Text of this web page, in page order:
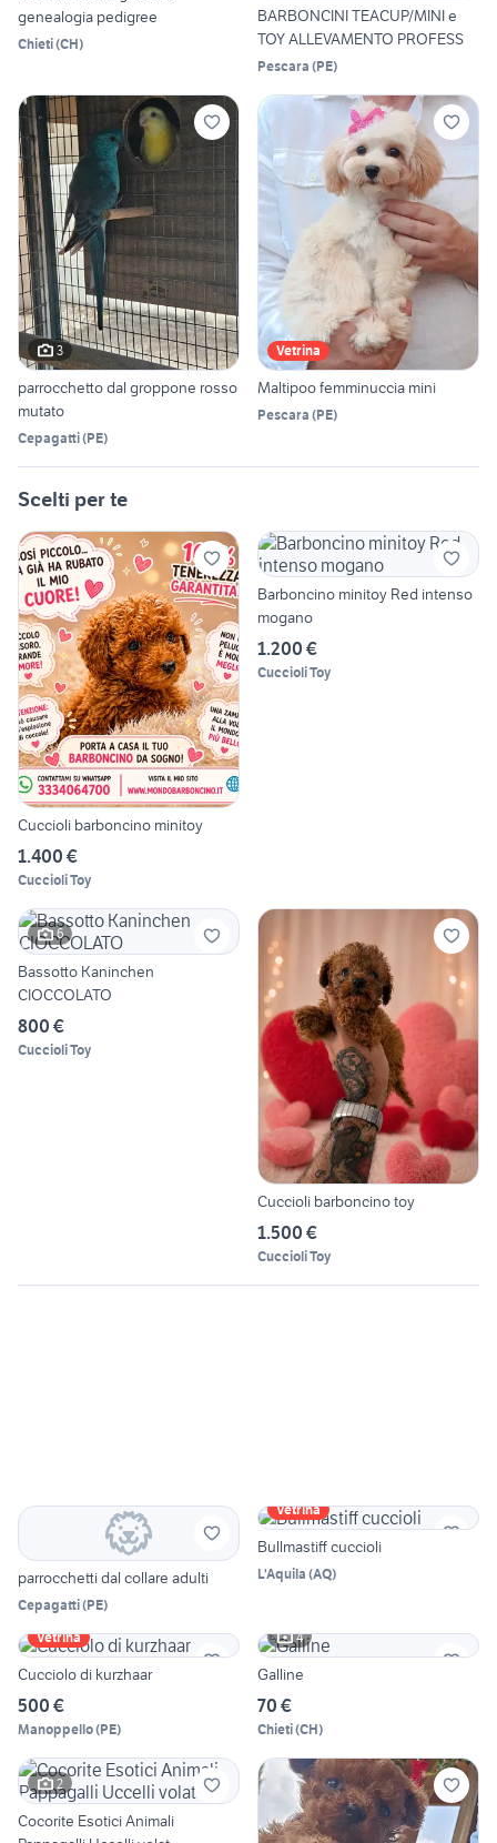
genealogia pedigree
Chieti(CH)
BARBONCINI TEACUP/MINI e
TOY ALLEVAMENTO PROFESS
Pescara (PE)
3
parrocchetto dal groppone rosso
mutato
Cepagatti(PE)
Vetrina
Maltipoo femminuccia mini
Pescara (PE)
Scelti per te
Cuccioli barboncino minitoy
1.400 €
Cuccioli Toy
Barboncino minitoy Red intenso
mogano
1.200 €
Cuccioli Toy
6
Bassotto Kaninchen
CIOCCOLATO
800 €
Cuccioli Toy
Cuccioli barboncino toy
1.500 €
Cuccioli Toy
parrocchetti dal collare adulti
Cepagatti(PE)
Vetrina
Bullmastiff cuccioli
L'Aquila (AQ)
Vetrina
Cucciolo di kurzhaar
500 €
Manoppello(PE)
4
Galline
70 €
Chieti(CH)
2
Cocorite Esotici Animali